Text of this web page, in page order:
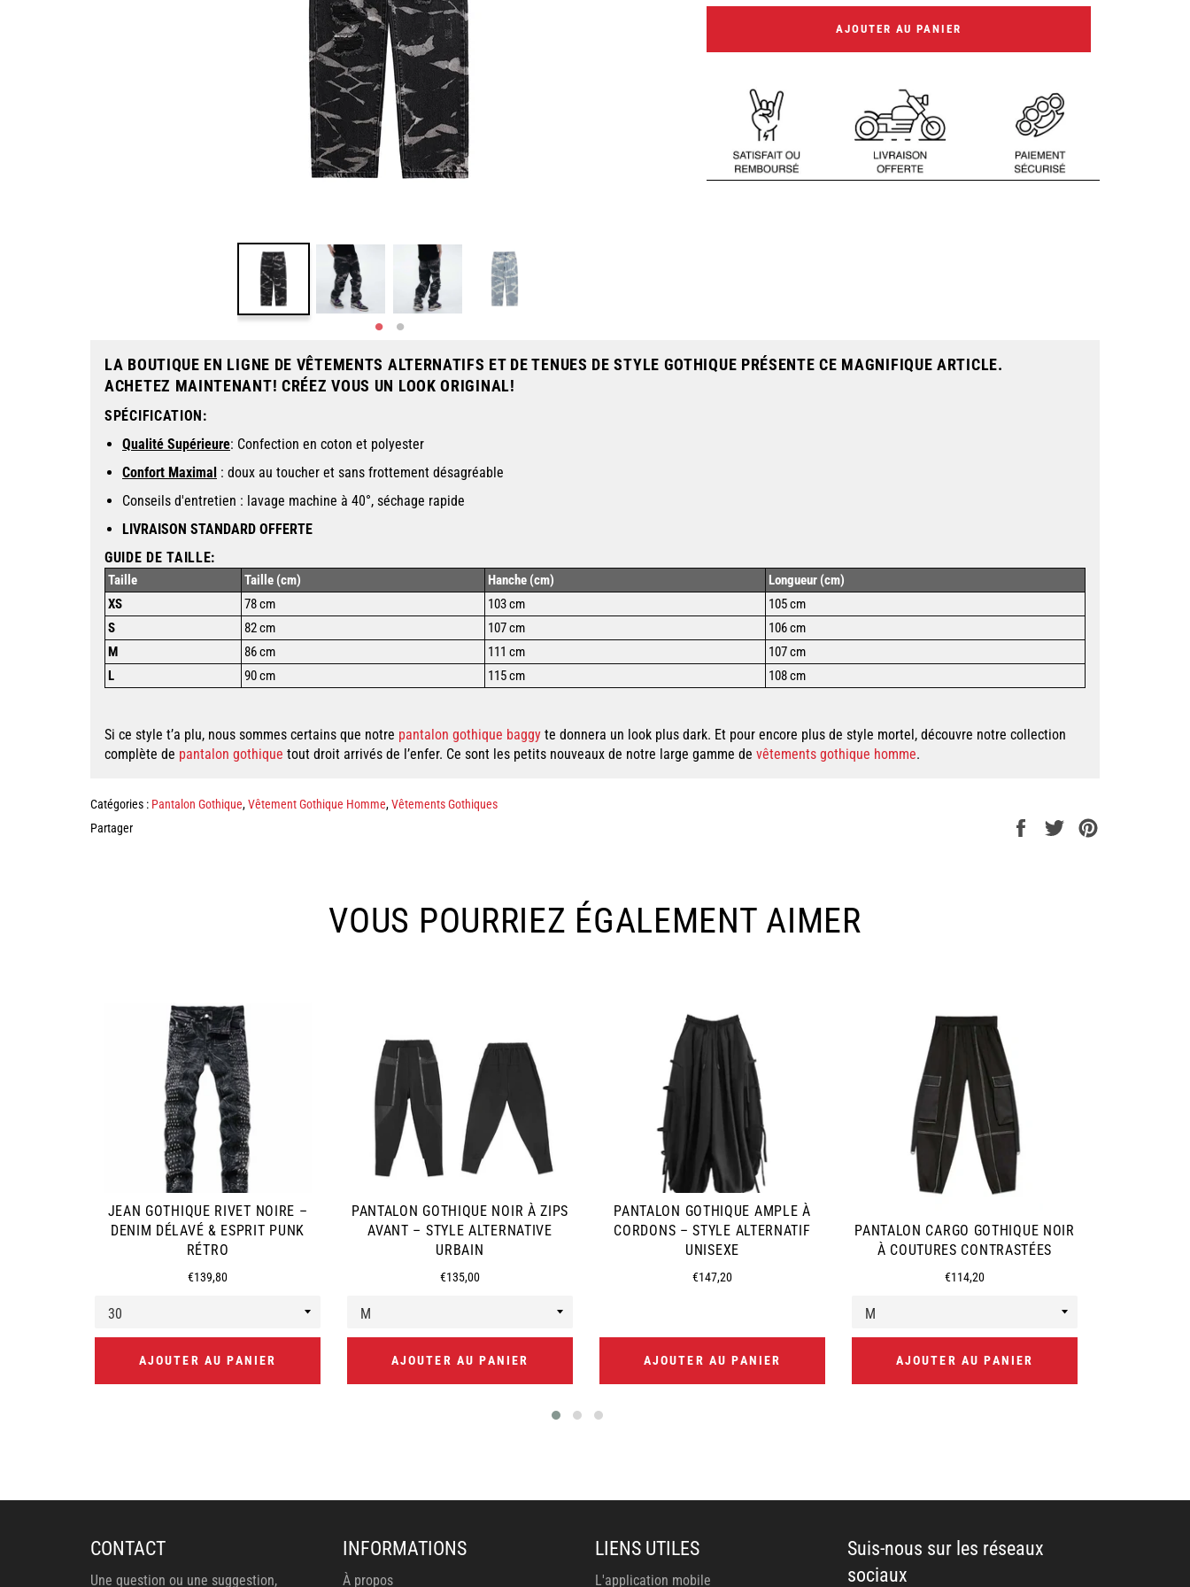
AJOUTER AU PANIER
LA BOUTIQUE EN LIGNE DE VÊTEMENTS ALTERNATIFS ET DE TENUES DE STYLE GOTHIQUE PRÉSENTE CE MAGNIFIQUE ARTICLE.
ACHETEZ MAINTENANT! CRÉEZ VOUS UN LOOK ORIGINAL!
SPÉCIFICATION :
Qualité Supérieure: Confection en coton et polyester
Confort Maximal : doux au toucher et sans frottement désagréable
Conseils d'entretien : lavage machine à 40°, séchage rapide
LIVRAISON STANDARD OFFERTE
GUIDE DE TAILLE:
Taille Taille (cm) Hanche (cm)
Longueur (cm)
XS
78 cm 103 cm
105 cm
S
82 cm 107 cm
106 cm
M
86 cm 111 cm
107 cm
L
90 cm 115 cm 108 cm
Si ce style t’a plu, nous sommes certains que notre pantalon gothique baggy te donnera un look plus dark. Et pour encore plus de style mortel, découvre notre collection
complète de pantalon gothique tout droit arrivés de l’enfer. Ce sont les petits nouveaux de notre large gamme de vêtements gothique homme.
Catégories : Pantalon Gothique,Vêtement Gothique Homme,Vêtements Gothiques
Partager
PartagerTweeter
VOUS POURRIEZ ÉGALEMENT AIMER
JEAN GOTHIQUE RIVET NOIRE –
DENIM DÉLAVÉ & ESPRIT PUNK
RÉTRO
Prix
€139,80
AJOUTER AU PANIER
PANTALON GOTHIQUE NOIR À ZIPS
AVANT – STYLE ALTERNATIVE
URBAIN
Prix
€135,00
AJOUTER AU PANIER
PANTALON GOTHIQUE AMPLE À
CORDONS – STYLE ALTERNATIF
UNISEXE
Prix
€147,20
AJOUTER AU PANIER
PANTALON CARGO GOTHIQUE NOIR
À COUTURES CONTRASTÉES
Prix
€114,20
AJOUTER AU PANIER
CONTACT
Une question ou une suggestion,
INFORMATIONS
À propos
LIENS UTILES
L'application mobile
Suis-nous sur les réseaux
sociaux